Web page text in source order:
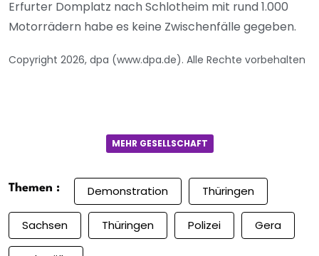
Erfurter Domplatz nach Schlotheim mit rund 1.000
Motorrädern habe es keine Zwischenfälle gegeben.
Copyright 2026, dpa (www.dpa.de). Alle Rechte vorbehalten
MEHR GESELLSCHAFT
Themen : Demonstration Thüringen
Sachsen Thüringen Polizei Gera